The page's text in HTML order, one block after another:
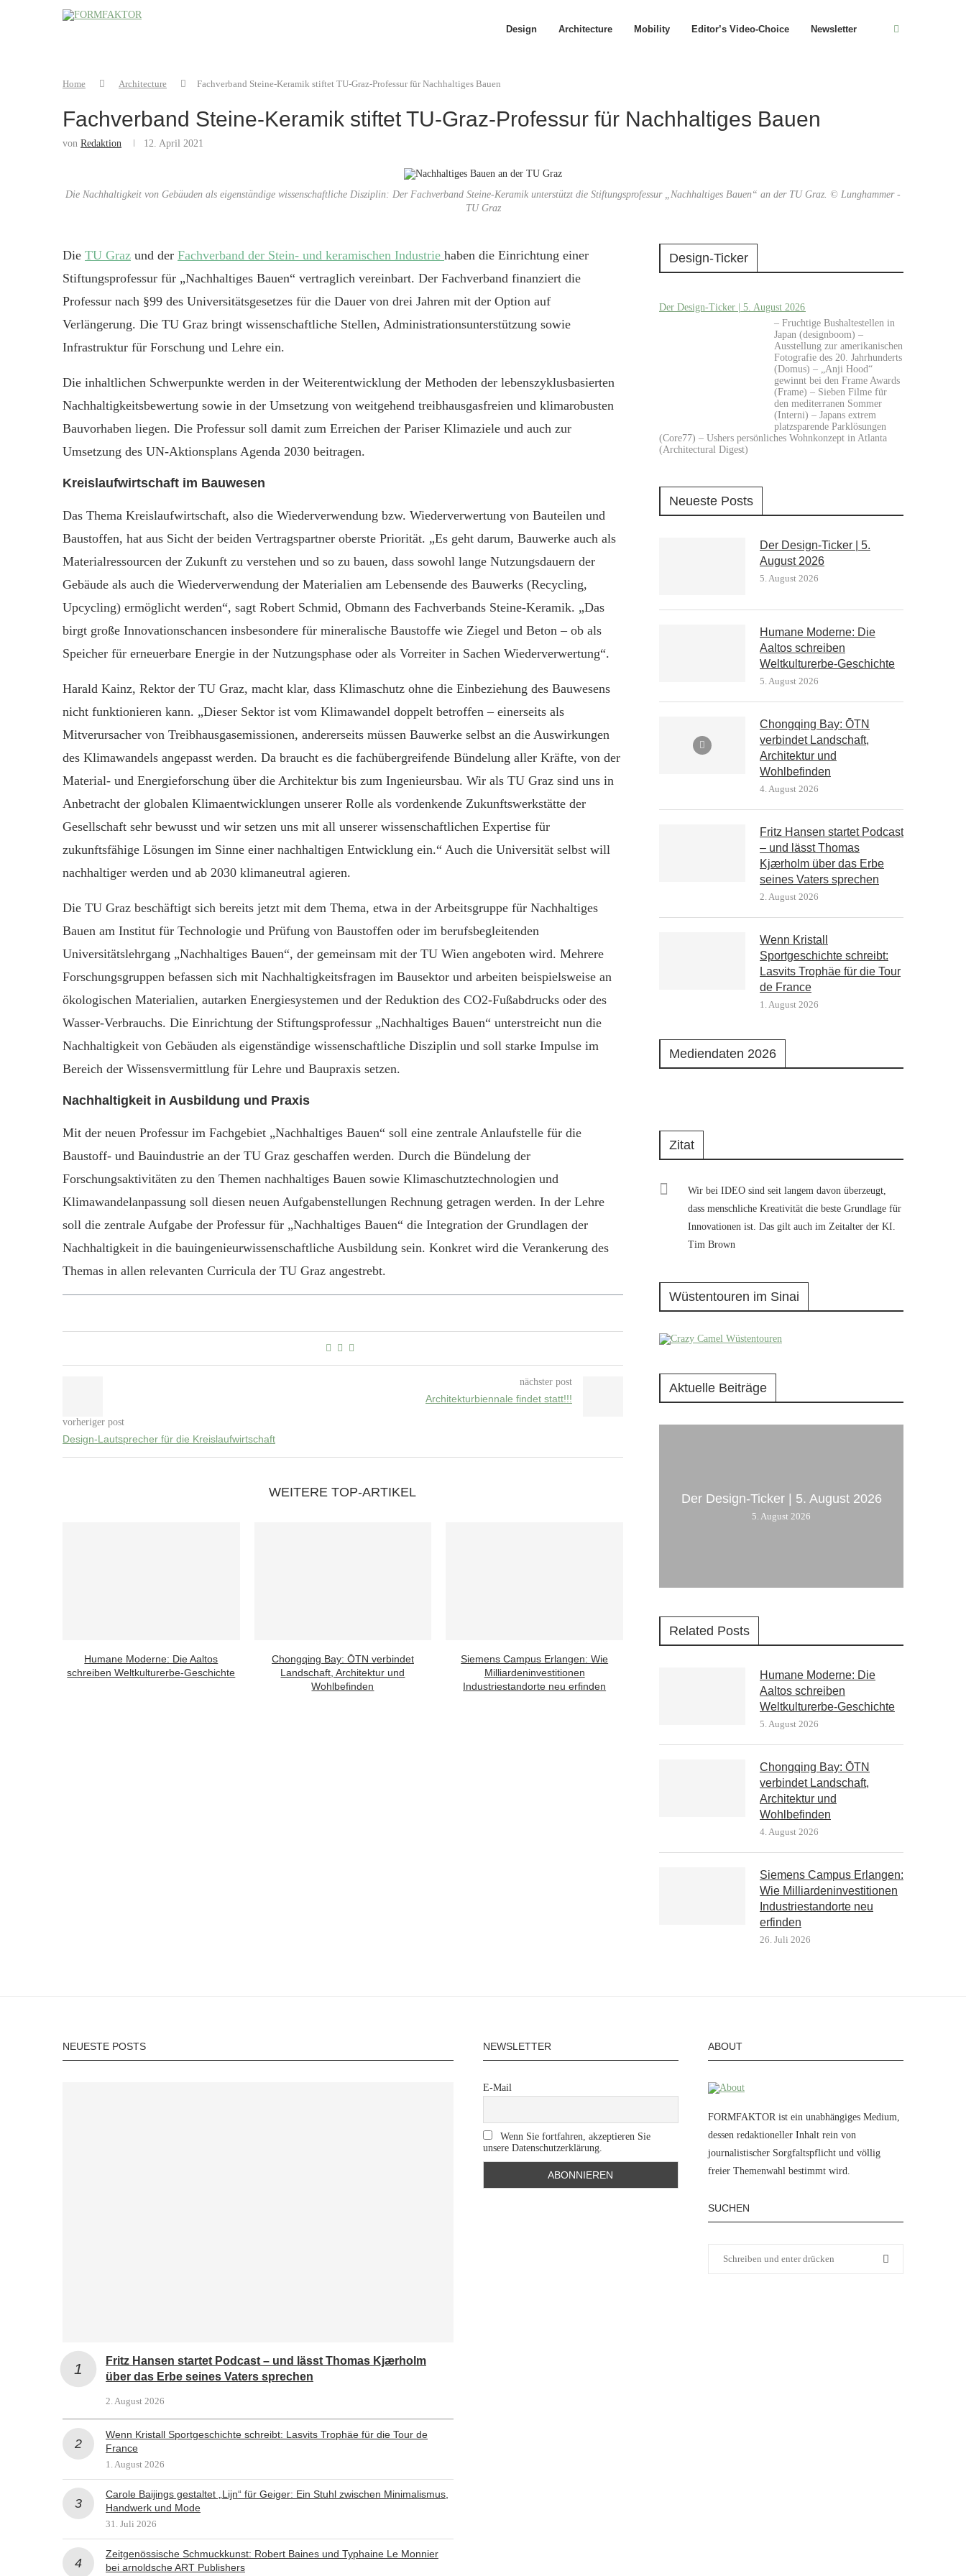
Design Architecture Mobility Editor’s Video-Choice Newsletter
Home Architecture Fachverband Steine-Keramik stiftet TU-Graz-Professur für Nachhaltiges Bauen
Fachverband Steine-Keramik stiftet TU-Graz-Professur für Nachhaltiges Bauen
von Redaktion 12. April 2021
Die Nachhaltigkeit von Gebäuden als eigenständige wissenschaftliche Disziplin: Der Fachverband Steine-Keramik unterstützt die Stiftungsprofessur „Nachhaltiges Bauen“ an der TU Graz. © Lunghammer -
TU Graz
Die TU Graz und der Fachverband der Stein- und keramischen Industrie haben die Einrichtung einer
Stiftungsprofessur für „Nachhaltiges Bauen“ vertraglich vereinbart. Der Fachverband finanziert die
Professur nach §99 des Universitätsgesetzes für die Dauer von drei Jahren mit der Option auf
Verlängerung. Die TU Graz bringt wissenschaftliche Stellen, Administrationsunterstützung sowie
Infrastruktur für Forschung und Lehre ein.
Die inhaltlichen Schwerpunkte werden in der Weiterentwicklung der Methoden der lebenszyklusbasierten
Nachhaltigkeitsbewertung sowie in der Umsetzung von weitgehend treibhausgasfreien und klimarobusten
Bauvorhaben liegen. Die Professur soll damit zum Erreichen der Pariser Klimaziele und auch zur
Umsetzung des UN-Aktionsplans Agenda 2030 beitragen.
Kreislaufwirtschaft im Bauwesen
Das Thema Kreislaufwirtschaft, also die Wiederverwendung bzw. Wiederverwertung von Bauteilen und
Baustoffen, hat aus Sicht der beiden Vertragspartner oberste Priorität. „Es geht darum, Bauwerke auch als
Materialressourcen der Zukunft zu verstehen und so zu bauen, dass sowohl lange Nutzungsdauern der
Gebäude als auch die Wiederverwendung der Materialien am Lebensende des Bauwerks (Recycling,
Upcycling) ermöglicht werden“, sagt Robert Schmid, Obmann des Fachverbands Steine-Keramik. „Das
birgt große Innovationschancen insbesondere für mineralische Baustoffe wie Ziegel und Beton – ob als
Speicher für erneuerbare Energie in der Nutzungsphase oder als Vorreiter in Sachen Wiederverwertung“.
Harald Kainz, Rektor der TU Graz, macht klar, dass Klimaschutz ohne die Einbeziehung des Bauwesens
nicht funktionieren kann. „Dieser Sektor ist vom Klimawandel doppelt betroffen – einerseits als
Mitverursacher von Treibhausgasemissionen, andererseits müssen Bauwerke selbst an die Auswirkungen
des Klimawandels angepasst werden. Da braucht es die fachübergreifende Bündelung aller Kräfte, von der
Material- und Energieforschung über die Architektur bis zum Ingenieursbau. Wir als TU Graz sind uns in
Anbetracht der globalen Klimaentwicklungen unserer Rolle als vordenkende Zukunftswerkstätte der
Gesellschaft sehr bewusst und wir setzen uns mit all unserer wissenschaftlichen Expertise für
zukunftsfähige Lösungen im Sinne einer nachhaltigen Entwicklung ein.“ Auch die Universität selbst will
nachhaltiger werden und ab 2030 klimaneutral agieren.
Die TU Graz beschäftigt sich bereits jetzt mit dem Thema, etwa in der Arbeitsgruppe für Nachhaltiges
Bauen am Institut für Technologie und Prüfung von Baustoffen oder im berufsbegleitenden
Universitätslehrgang „Nachhaltiges Bauen“, der gemeinsam mit der TU Wien angeboten wird. Mehrere
Forschungsgruppen befassen sich mit Nachhaltigkeitsfragen im Bausektor und arbeiten beispielsweise an
ökologischen Materialien, autarken Energiesystemen und der Reduktion des CO2-Fußabdrucks oder des
Wasser-Verbrauchs. Die Einrichtung der Stiftungsprofessur „Nachhaltiges Bauen“ unterstreicht nun die
Nachhaltigkeit von Gebäuden als eigenständige wissenschaftliche Disziplin und soll starke Impulse im
Bereich der Wissensvermittlung für Lehre und Baupraxis setzen.
Nachhaltigkeit in Ausbildung und Praxis
Mit der neuen Professur im Fachgebiet „Nachhaltiges Bauen“ soll eine zentrale Anlaufstelle für die
Baustoff- und Bauindustrie an der TU Graz geschaffen werden. Durch die Bündelung der
Forschungsaktivitäten zu den Themen nachhaltiges Bauen sowie Klimaschutztechnologien und
Klimawandelanpassung soll diesen neuen Aufgabenstellungen Rechnung getragen werden. In der Lehre
soll die zentrale Aufgabe der Professur für „Nachhaltiges Bauen“ die Integration der Grundlagen der
Nachhaltigkeit in die bauingenieurwissenschaftliche Ausbildung sein. Konkret wird die Verankerung des
Themas in allen relevanten Curricula der TU Graz angestrebt.
vorheriger post
Design-Lautsprecher für die Kreislaufwirtschaft
nächster post
Architekturbiennale findet statt!!!
WEITERE TOP-ARTIKEL
Humane Moderne: Die Aaltos
schreiben Weltkulturerbe-Geschichte
Chongqing Bay: ŌTN verbindet
Landschaft, Architektur und
Wohlbefinden
Siemens Campus Erlangen: Wie
Milliardeninvestitionen
Industriestandorte neu erfinden
Design-Ticker
Der Design-Ticker | 5. August 2026
– Fruchtige Bushaltestellen in
Japan (designboom) –
Ausstellung zur amerikanischen
Fotografie des 20. Jahrhunderts
(Domus) – „Anji Hood“
gewinnt bei den Frame Awards
(Frame) – Sieben Filme für
den mediterranen Sommer
(Interni) – Japans extrem
platzsparende Parklösungen
(Core77) – Ushers persönliches Wohnkonzept in Atlanta
(Architectural Digest)
Neueste Posts
Der Design-Ticker | 5.
August 2026
5. August 2026
Humane Moderne: Die
Aaltos schreiben
Weltkulturerbe-Geschichte
5. August 2026
Chongqing Bay: ŌTN
verbindet Landschaft,
Architektur und
Wohlbefinden
4. August 2026
Fritz Hansen startet Podcast
– und lässt Thomas
Kjærholm über das Erbe
seines Vaters sprechen
2. August 2026
Wenn Kristall
Sportgeschichte schreibt:
Lasvits Trophäe für die Tour
de France
1. August 2026
Mediendaten 2026
Zitat
Wir bei IDEO sind seit langem davon überzeugt,
dass menschliche Kreativität die beste Grundlage für
Innovationen ist. Das gilt auch im Zeitalter der KI.
Tim Brown
Wüstentouren im Sinai
Aktuelle Beiträge
Der Design-Ticker | 5. August 2026
5. August 2026
Related Posts
Humane Moderne: Die
Aaltos schreiben
Weltkulturerbe-Geschichte
5. August 2026
Chongqing Bay: ŌTN
verbindet Landschaft,
Architektur und
Wohlbefinden
4. August 2026
Siemens Campus Erlangen:
Wie Milliardeninvestitionen
Industriestandorte neu
erfinden
26. Juli 2026
NEUESTE POSTS
Fritz Hansen startet Podcast – und lässt Thomas Kjærholm
über das Erbe seines Vaters sprechen
2. August 2026
Wenn Kristall Sportgeschichte schreibt: Lasvits Trophäe für die Tour de
France
1. August 2026
Carole Baijings gestaltet „Lijn“ für Geiger: Ein Stuhl zwischen Minimalismus,
Handwerk und Mode
31. Juli 2026
Zeitgenössische Schmuckkunst: Robert Baines und Typhaine Le Monnier
bei arnoldsche ART Publishers
NEWSLETTER
E-Mail
Wenn Sie fortfahren, akzeptieren Sie
unsere Datenschutzerklärung.
ABOUT
FORMFAKTOR ist ein unabhängiges Medium,
dessen redaktioneller Inhalt rein von
journalistischer Sorgfaltspflicht und völlig
freier Themenwahl bestimmt wird.
SUCHEN